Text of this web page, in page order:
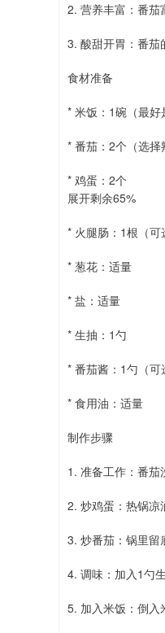
2. 营养丰富：番茄
3. 酸甜开胃：番茄
食材准备
* 米饭：1碗（最好
* 番茄：2个（选择
* 鸡蛋：2个
展开剩余65%
* 火腿肠：1根（可
* 葱花：适量
* 盐：适量
* 生抽：1勺
* 番茄酱：1勺（可
* 食用油：适量
制作步骤
1. 准备工作：番茄
2. 炒鸡蛋：热锅凉
3. 炒番茄：锅里留
4. 调味：加入1勺
5. 加入米饭：倒入